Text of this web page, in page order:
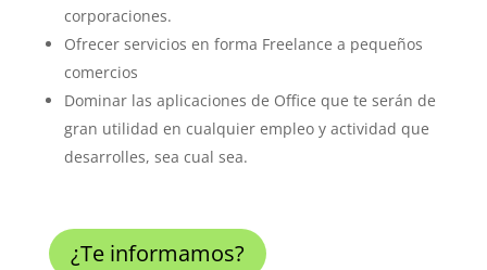
corporaciones.
Ofrecer servicios en forma Freelance a pequeños
comercios
Dominar las aplicaciones de Office que te serán de
gran utilidad en cualquier empleo y actividad que
desarrolles, sea cual sea.
¿Te informamos?